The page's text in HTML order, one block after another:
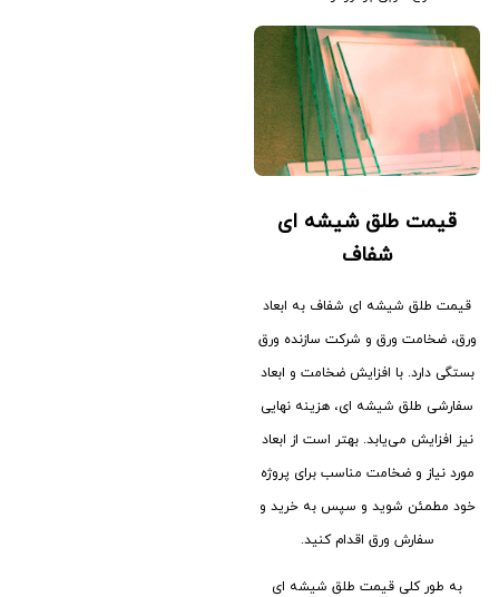
قیمت طلق شیشه ای
شفاف
قیمت طلق شیشه ای شفاف به ابعاد
ورق، ضخامت ورق و شرکت سازنده ورق
بستگی دارد. با افزایش ضخامت و ابعاد
سفارشی طلق شیشه ای، هزینه نهایی
نیز افزایش می‌یابد. بهتر است از ابعاد
مورد نیاز و ضخامت مناسب برای پروژه
خود مطمئن شوید و سپس به خرید و
سفارش ورق اقدام کنید.
به طور کلی قیمت طلق شیشه ای